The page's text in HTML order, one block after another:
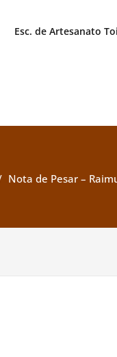
Esc. de Artesanato
Nota de Pesar –